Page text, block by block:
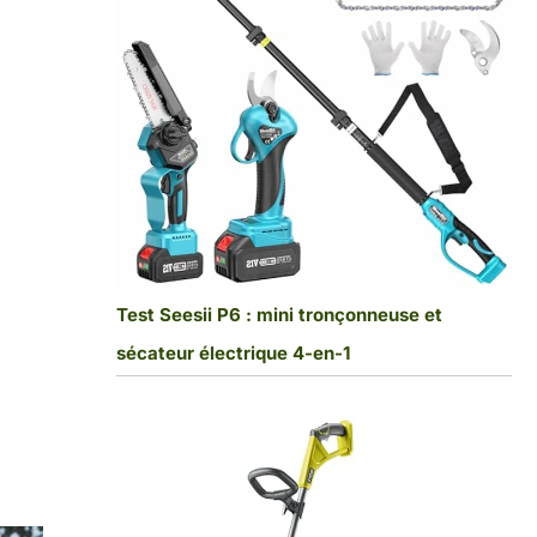
Test Seesii P6 : mini tronçonneuse et
sécateur électrique 4-en-1